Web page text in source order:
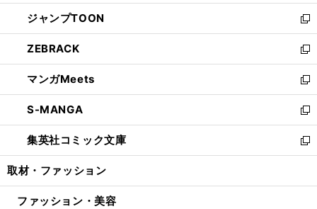
開
く
ウ
で
開
く
ン
ド
ウ
で
開
く
ウ
ィ
ン
ド
ウ
で
開
く
し
い
ウ
ィ
ン
ド
ウ
で
開
く
ジャンプTOON
新
し
い
ウ
ィ
ン
ド
ウ
で
開
ZEBRACK
新
し
い
ウ
ィ
ン
ド
ウ
開
マンガMeets
新
し
い
ウ
ィ
ン
ウ
S-MANGA
新
し
い
ウ
ン
集英社コミック文庫
新
し
ウ
取材・ファッション
ファッション・美容